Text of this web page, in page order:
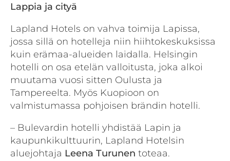
Lappia ja cityä
Lapland Hotels on vahva toimija Lapissa,
jossa sillä on hotelleja niin hiihtokeskuksissa
kuin erämaa-alueiden laidalla. Helsingin
hotelli on osa etelän valloitusta, joka alkoi
muutama vuosi sitten Oulusta ja
Tampereelta. Myös Kuopioon on
valmistumassa pohjoisen brändin hotelli.
– Bulevardin hotelli yhdistää Lapin ja
kaupunkikulttuurin, Lapland Hotelsin
aluejohtaja Leena Turunen toteaa.